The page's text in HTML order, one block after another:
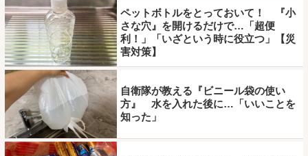
ペットボトルをとっておいて！ 『小
さな穴』を開けるだけで…「超便
利！」「いざという時に役立つ」【災
害対策】
自衛隊が教える『ビニール袋の使い
方』 水を入れた後に…「いいことを
知った」